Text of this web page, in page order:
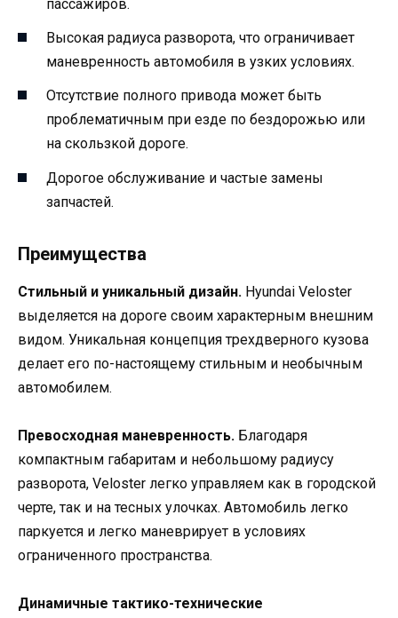
пассажиров.
Высокая радиуса разворота, что ограничивает
маневренность автомобиля в узких условиях.
Отсутствие полного привода может быть
проблематичным при езде по бездорожью или
на скользкой дороге.
Дорогое обслуживание и частые замены
запчастей.
Преимущества
Стильный и уникальный дизайн. Hyundai Veloster
выделяется на дороге своим характерным внешним
видом. Уникальная концепция трехдверного кузова
делает его по-настоящему стильным и необычным
автомобилем.
Превосходная маневренность. Благодаря
компактным габаритам и небольшому радиусу
разворота, Veloster легко управляем как в городской
черте, так и на тесных улочках. Автомобиль легко
паркуется и легко маневрирует в условиях
ограниченного пространства.
Динамичные тактико-технические